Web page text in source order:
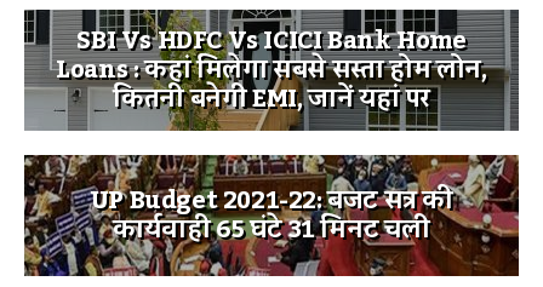
SBI Vs HDFC Vs ICICI Bank Home
Loans : कहां मिलेगा सबसे सस्ता होम लोन,
कितनी बनेगी EMI, जानें यहां पर
UP Budget 2021-22: बजट सत्र की
कार्यवाही 65 घंटे 31 मिनट चली